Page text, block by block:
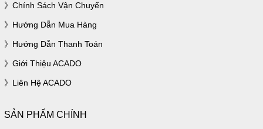
Chính Sách Vận Chuyển
Hướng Dẫn Mua Hàng
Hướng Dẫn Thanh Toán
Giới Thiệu ACADO
Liên Hệ ACADO
SẢN PHẨM CHÍNH